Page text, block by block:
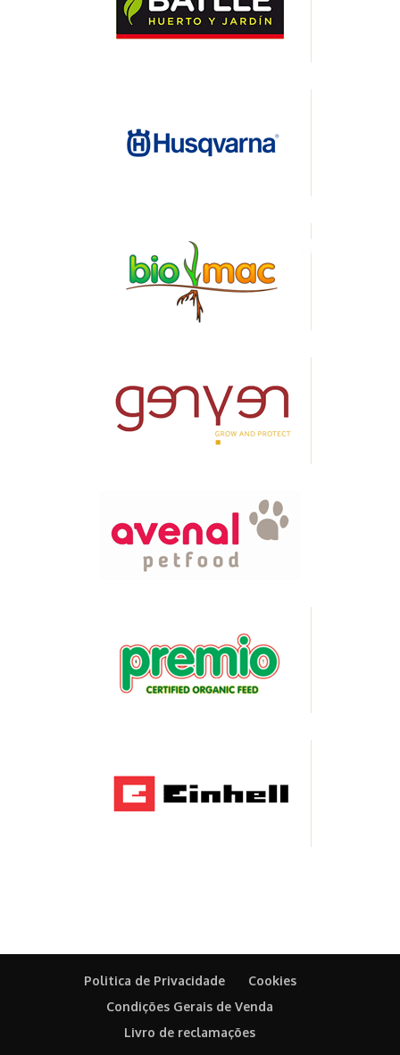
Politica de Privacidade
Cookies
Condições Gerais de Venda
Livro de reclamações